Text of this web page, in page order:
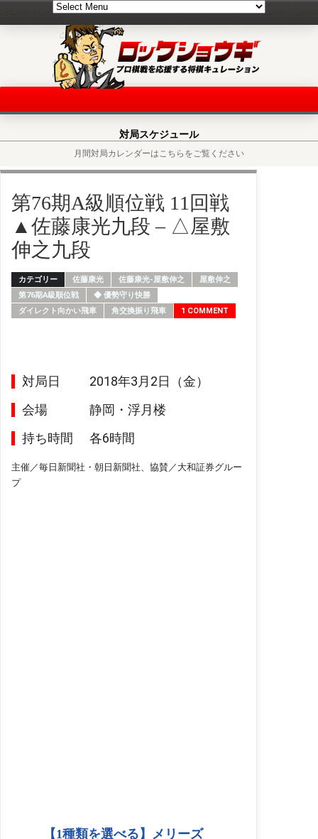
対局スケジュール
月間対局カレンダーはこちらをご覧ください
第76期A級順位戦 11回戦
▲佐藤康光九段 – △屋敷
伸之九段
カテゴリー 佐藤康光 佐藤康光-屋敷伸之
屋敷伸之
第76期A級順位戦
◆ 優勢守り快勝
ダイレクト向かい飛車
角交換振り飛車 1 COMMENT
対局日
2018年3月2日（金）
会場
静岡・浮月楼
持ち時間
各6時間
主催／毎日新聞社・朝日新聞社、協賛／大和証券グルー
プ